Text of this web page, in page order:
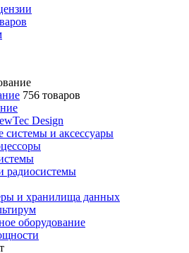
756 товаров
Design
системы и аксессуары
и хранилища данных
оборудование